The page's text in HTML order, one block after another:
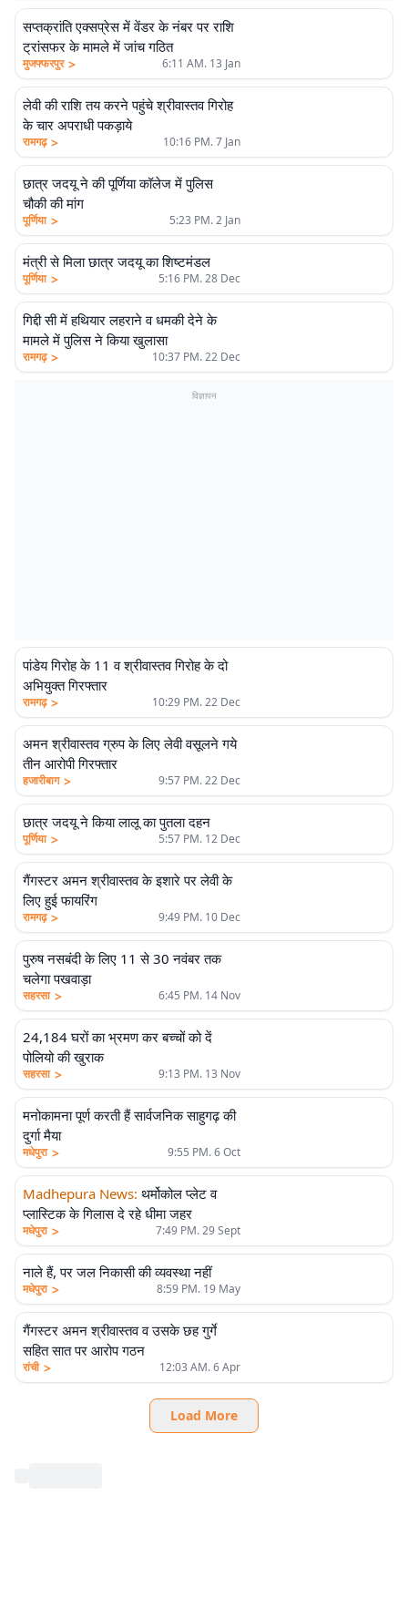
सप्तक्रांति एक्सप्रेस में वेंडर के नंबर पर राशि
ट्रांसफर के मामले में जांच गठित
मुजफ्फरपुर > 6:11 AM. 13 Jan
लेवी की राशि तय करने पहुंचे श्रीवास्तव गिरोह
के चार अपराधी पकड़ाये
रामगढ़ > 10:16 PM. 7 Jan
छात्र जदयू ने की पूर्णिया कॉलेज में पुलिस
चौकी की मांग
पूर्णिया > 5:23 PM. 2 Jan
मंत्री से मिला छात्र जदयू का शिष्टमंडल
पूर्णिया > 5:16 PM. 28 Dec
गिद्दी सी में हथियार लहराने व धमकी देने के
मामले में पुलिस ने किया खुलासा
रामगढ़ > 10:37 PM. 22 Dec
विज्ञापन
पांडेय गिरोह के 11 व श्रीवास्तव गिरोह के दो
अभियुक्त गिरफ्तार
रामगढ़ > 10:29 PM. 22 Dec
अमन श्रीवास्तव ग्रुप के लिए लेवी वसूलने गये
तीन आरोपी गिरफ्तार
हजारीबाग > 9:57 PM. 22 Dec
छात्र जदयू ने किया लालू का पुतला दहन
पूर्णिया > 5:57 PM. 12 Dec
गैंगस्टर अमन श्रीवास्तव के इशारे पर लेवी के
लिए हुई फायरिंग
रामगढ़ > 9:49 PM. 10 Dec
पुरुष नसबंदी के लिए 11 से 30 नवंबर तक
चलेगा पखवाड़ा
सहरसा > 6:45 PM. 14 Nov
24,184 घरों का भ्रमण कर बच्चों को दें
पोलियो की खुराक
सहरसा > 9:13 PM. 13 Nov
मनोकामना पूर्ण करती हैं सार्वजनिक साहुगढ़ की
दुर्गा मैया
मधेपुरा > 9:55 PM. 6 Oct
Madhepura News: थर्मोकोल प्लेट व
प्लास्टिक के गिलास दे रहे धीमा जहर
मधेपुरा > 7:49 PM. 29 Sept
नाले हैं, पर जल निकासी की व्यवस्था नहीं
मधेपुरा > 8:59 PM. 19 May
गैंगस्टर अमन श्रीवास्तव व उसके छह गुर्गे
सहित सात पर आरोप गठन
रांची > 12:03 AM. 6 Apr
Load More